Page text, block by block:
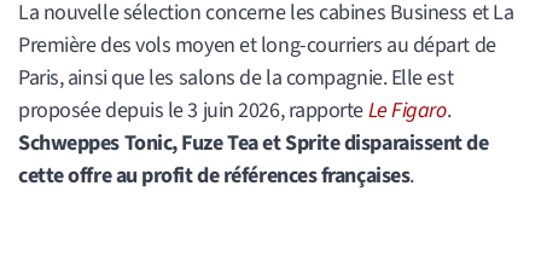
La nouvelle sélection concerne les cabines Business et La
Première des vols moyen et long-courriers au départ de
Paris, ainsi que les salons de la compagnie. Elle est
proposée depuis le 3 juin 2026, rapporteLe Figaro.
Schweppes Tonic, Fuze Tea et Sprite disparaissent de
cette offre au profit de références françaises.